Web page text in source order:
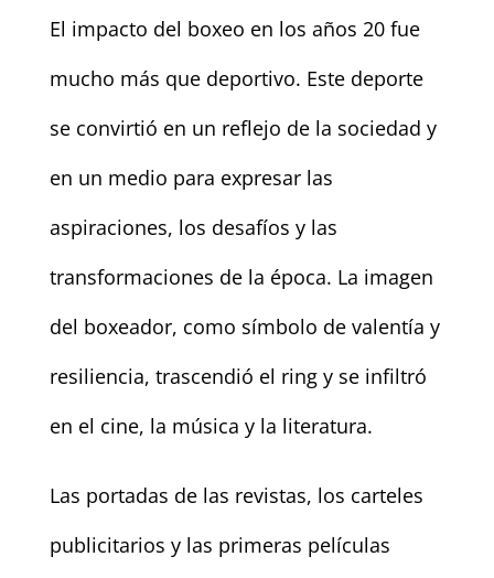
El impacto del boxeo en los años 20 fue
mucho más que deportivo. Este deporte
se convirtió en un reflejo de la sociedad y
en un medio para expresar las
aspiraciones, los desafíos y las
transformaciones de la época. La imagen
del boxeador, como símbolo de valentía y
resiliencia, trascendió el ring y se infiltró
en el cine, la música y la literatura.
Las portadas de las revistas, los carteles
publicitarios y las primeras películas